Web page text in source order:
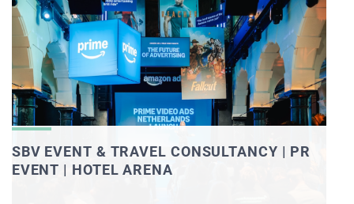
SBV EVENT & TRAVEL CONSULTANCY | PR
EVENT | HOTEL ARENA